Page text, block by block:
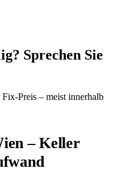
Sprechen Sie
Preis – meist innerhalb
– Keller